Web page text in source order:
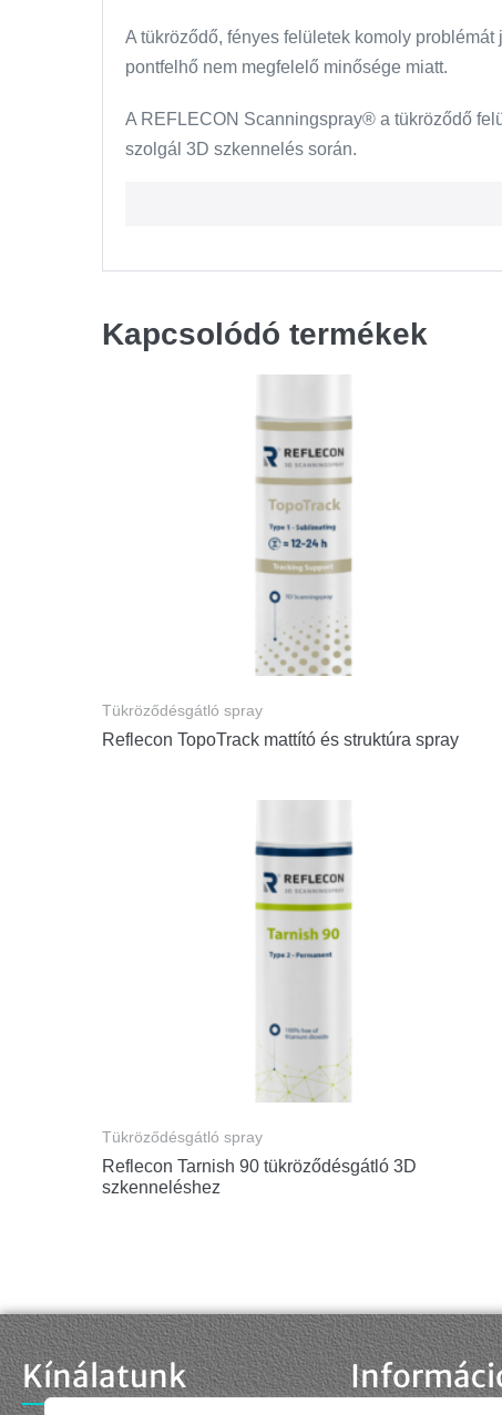
A tükröződő, fényes felületek komoly
pontfelhő nem megfelelő minősége miatt.
A REFLECON Scanningspray® a tükröződő
szolgál 3D szkennelés során.
Kapcsolódó termékek
Tükröződésgátló spray
Reflecon TopoTrack mattító és struktúra spray
Tükröződésgátló spray
Reflecon Tarnish 90 tükröződésgátló 3D
szkenneléshez
Kínálatunk